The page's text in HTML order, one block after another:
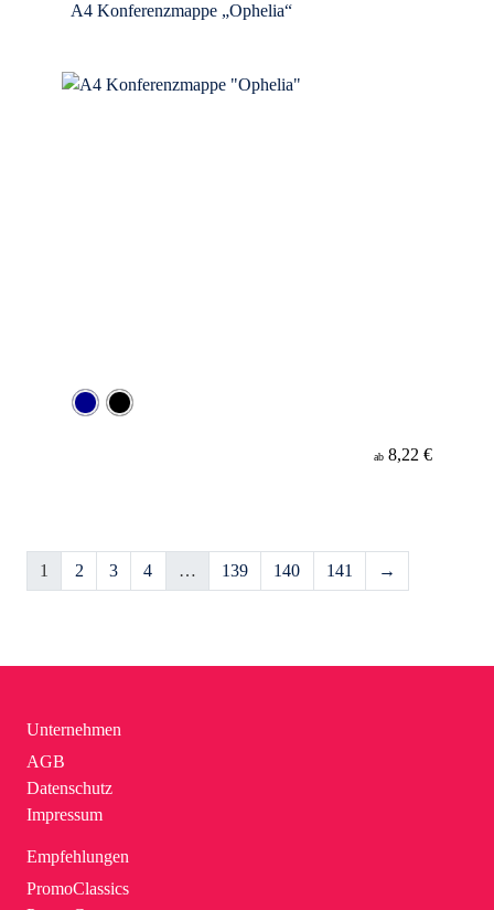
A4 Konferenzmappe „Ophelia“
ab 8,22 €
1 2 3 4 … 139 140 141 →
Unternehmen
AGB
Datenschutz
Impressum
Empfehlungen
PromoClassics